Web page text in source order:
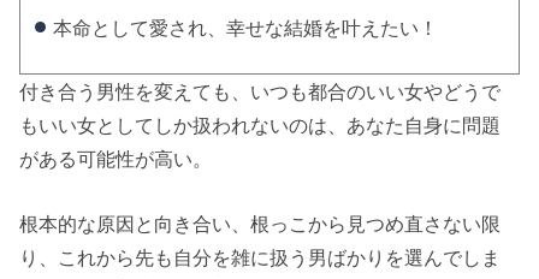
本命として愛され、幸せな結婚を叶えたい！
付き合う男性を変えても、いつも都合のいい女やどうで
もいい女としてしか扱われないのは、あなた自身に問題
がある可能性が高い。
根本的な原因と向き合い、根っこから見つめ直さない限
り、これから先も自分を雑に扱う男ばかりを選んでしま